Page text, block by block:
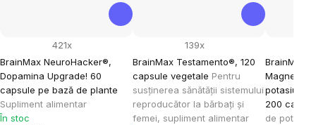
BrainMax NeuroHacker®,
Dopamina Upgrade! 60
capsule pe bază de plante
Supliment alimentar
421x
În stoc
BrainMax Testamento®, 120
capsule vegetale Pentru
susținerea sănătății sistemului
reproducător la bărbați și
femei, supliment alimentar
139x
BrainMax
potasiu +
200
de potasiu